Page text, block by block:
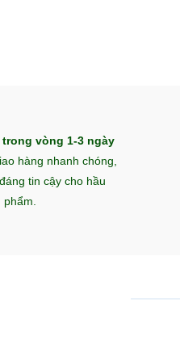
trong vòng 1-3 ngày
hàng nhanh chóng,
tin cậy cho hầu
phẩm.